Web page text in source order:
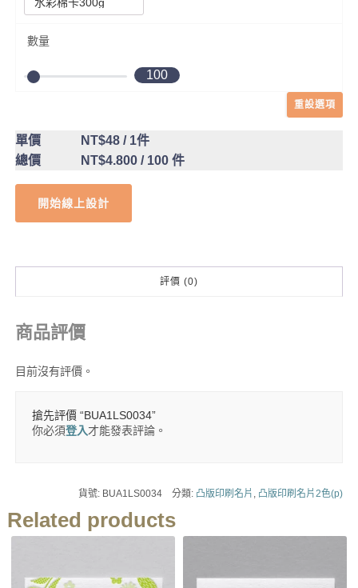
數量
100
重設選項
單價 NT$48/ 1件
總價
NT$4.800/ 100 件
開始線上設計
評價 (0)
商品評價
目前沒有評價。
搶先評價 “BUA1LS0034”
你必須登入才能發表評論。
貨號: BUA1LS0034 分類: 凸版印刷名片 凸版印刷名片2色(p)
Related products